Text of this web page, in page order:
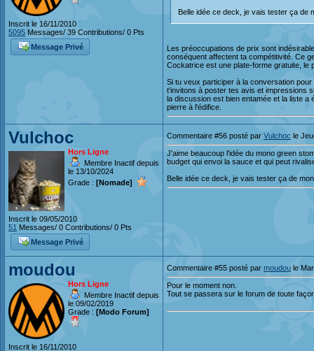
Inscrit le 16/11/2010
5095 Messages/ 39 Contributions/ 0 Pts
Message Privé
Belle idée ce deck, je vais tester ça de
Les préoccupations de prix sont
conséquent affectent ta compétitivité. Ce
Cockatrice est une plate-forme gratuite,
Si tu veux participer à la conversation
t'invitons à poster tes avis et impressions
la discussion est bien entamée et la liste
pierre à l'édifice.
Vulchoc
Hors Ligne
Membre Inactif depuis
le 13/10/2024
Grade : [Nomade]
Inscrit le 09/05/2010
51 Messages/ 0 Contributions/ 0 Pts
Message Privé
Commentaire #56 posté par Vulchoc le
J'aime beaucoup l'idée du mono green
budget qui envoi la sauce et qui peut
Belle idée ce deck, je vais tester ça de
moudou
Hors Ligne
Membre Inactif depuis
le 09/02/2019
Grade : [Modo Forum]
Inscrit le 16/11/2010
Commentaire #55 posté par moudou le
Pour le moment non.
Tout se passera sur le forum de toute